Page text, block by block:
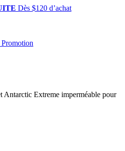
Dès $120 d’achat
Promotion
Antarctic Extreme imperméable pour